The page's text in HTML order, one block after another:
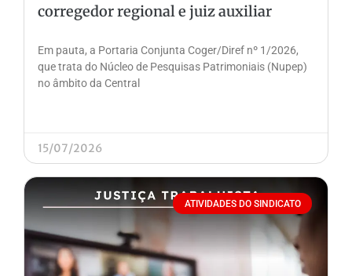
corregedor regional e juiz auxiliar
Em pauta, a Portaria Conjunta Coger/Diref nº 1/2026,
que trata do Núcleo de Pesquisas Patrimoniais (Nupep)
no âmbito da Central
15/07/2026
ATIVIDADES DO SINDICATO